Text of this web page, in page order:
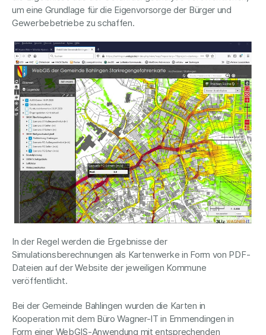
um eine Grundlage für die Eigenvorsorge der Bürger und
Gewerbebetriebe zu schaffen.
In der Regel werden die Ergebnisse der
Simulationsberechnungen als Kartenwerke in Form von PDF-
Dateien auf der Website der jeweiligen Kommune
veröffentlicht.
Bei der Gemeinde Bahlingen wurden die Karten in
Kooperation mit dem Büro Wagner-IT in Emmendingen in
Form einer WebGIS-Anwendung mit entsprechenden